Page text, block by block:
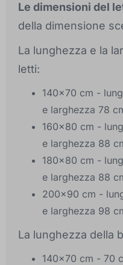
Le dimensioni del
della dimensione
La lunghezza e la
letti:
140x70 cm -
e larghezza 78
160x80 cm -
e larghezza 88
180x80 cm -
e larghezza 88
200x90 cm -
e larghezza 98
La lunghezza della
140x70 cm - 70